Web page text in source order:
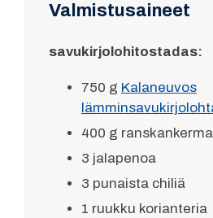
Valmistusaineet
savukirjolohitostadas:
750 g Kalaneuvos
400 g
3 jalapenoa
3 punaista chiliä
1 ruukku korianteria